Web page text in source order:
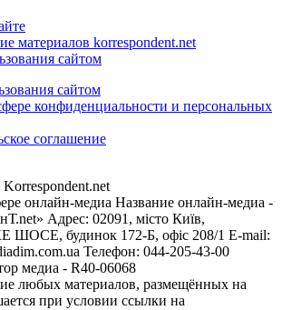
материалов korrespondent.net
сайтом
сайтом
конфиденциальности и персональных
соглашение
онлайн-медиа Название онлайн-медиа -
Адрес: 02091, місто Київ,
будинок 172-Б, офіс 208/1 E-mail:
Телефон: 044-205-43-00
медиа - R40-06068
любых материалов, размещённых на
при условии ссылки на